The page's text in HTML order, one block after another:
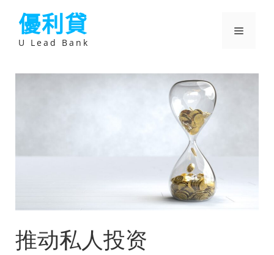
優利貸
U Lead Bank
選
推动私人投资